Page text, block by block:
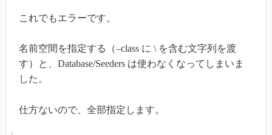
これでもエラーです。
名前空間を指定する（–class に \ を含む文字列を渡
す）と、Database/Seeders は使わなくなってしまいま
した。
仕方ないので、全部指定します。